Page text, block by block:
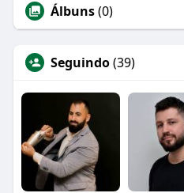
Álbuns(0)
Seguindo(39)